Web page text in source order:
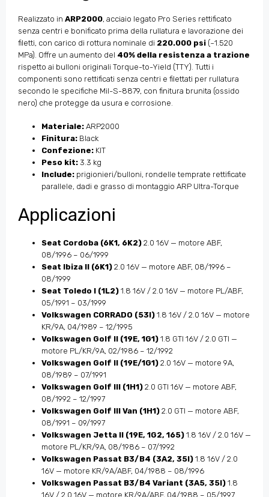
Realizzato in ARP2000, acciaio legato Pro Series rettificato
senza centri e bonificato prima della rullatura e lavorazione dei
filetti, con carico di rottura nominale di 220.000 psi (~1.520
MPa). Offre un aumento del 40% della resistenza a trazione
rispetto ai bulloni originali Torque-to-Yield (TTY). Tutti i
componenti sono rettificati senza centri e filettati per rullatura
secondo le specifiche Mil-S-8879, con finitura brunita (ossido
nero) che protegge da usura e corrosione.
Materiale: ARP2000
Finitura: Black
Confezione: KIT
Peso kit: 3.3 kg
Include: prigionieri/bulloni, rondelle temprate rettificate
parallele, dadi e grasso di montaggio ARP Ultra-Torque
Applicazioni
Seat Cordoba (6K1, 6K2) 2.0 16V — motore ABF,
08/1996 – 06/1999
Seat Ibiza II (6K1) 2.0 16V — motore ABF, 08/1996 –
08/1999
Seat Toledo I (1L2) 1.8 16V / 2.0 16V — motore PL/ABF,
05/1991 – 03/1999
Volkswagen CORRADO (53I) 1.8 16V / 2.0 16V — motore
KR/9A, 04/1989 – 12/1995
Volkswagen Golf II (19E, 1G1) 1.8 GTI 16V / 2.0 GTI —
motore PL/KR/9A, 02/1986 – 12/1992
Volkswagen Golf II (19E/1G1) 2.0 16V — motore 9A,
08/1989 – 07/1991
Volkswagen Golf III (1H1) 2.0 GTI 16V — motore ABF,
08/1992 – 12/1997
Volkswagen Golf III Van (1H1) 2.0 GTI — motore ABF,
08/1991 – 09/1997
Volkswagen Jetta II (19E, 1G2, 165) 1.8 16V / 2.0 16V —
motore PL/KR/9A, 08/1986 – 07/1992
Volkswagen Passat B3/B4 (3A2, 35I) 1.8 16V / 2.0
16V — motore KR/9A/ABF, 04/1988 – 08/1996
Volkswagen Passat B3/B4 Variant (3A5, 35I) 1.8
16V / 2.0 16V — motore KR/9A/ABF, 04/1988 – 05/1997